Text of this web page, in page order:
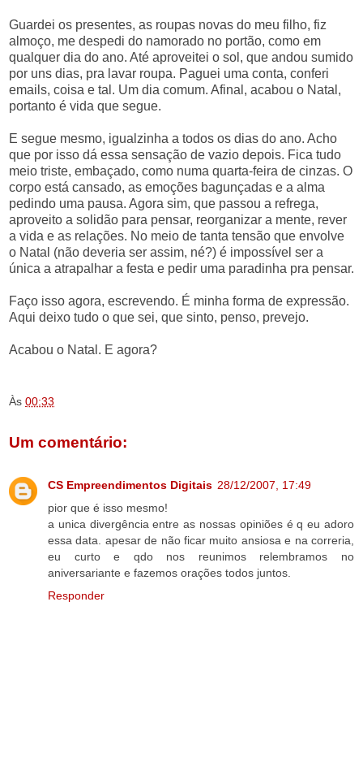
Guardei os presentes, as roupas novas do meu filho, fiz
almoço, me despedi do namorado no portão, como em
qualquer dia do ano. Até aproveitei o sol, que andou sumido
por uns dias, pra lavar roupa. Paguei uma conta, conferi
emails, coisa e tal. Um dia comum. Afinal, acabou o Natal,
portanto é vida que segue.
E segue mesmo, igualzinha a todos os dias do ano. Acho
que por isso dá essa sensação de vazio depois. Fica tudo
meio triste, embaçado, como numa quarta-feira de cinzas. O
corpo está cansado, as emoções bagunçadas e a alma
pedindo uma pausa. Agora sim, que passou a refrega,
aproveito a solidão para pensar, reorganizar a mente, rever
a vida e as relações. No meio de tanta tensão que envolve
o Natal (não deveria ser assim, né?) é impossível ser a
única a atrapalhar a festa e pedir uma paradinha pra pensar.
Faço isso agora, escrevendo. É minha forma de expressão.
Aqui deixo tudo o que sei, que sinto, penso, prevejo.
Acabou o Natal. E agora?
Às 00:33
Um comentário:
CS Empreendimentos Digitais 28/12/2007, 17:49
pior que é isso mesmo!
a unica divergência entre as nossas opiniões é q eu adoro
essa data. apesar de não ficar muito ansiosa e na correria,
eu curto e qdo nos reunimos relembramos no
aniversariante e fazemos orações todos juntos.
Responder